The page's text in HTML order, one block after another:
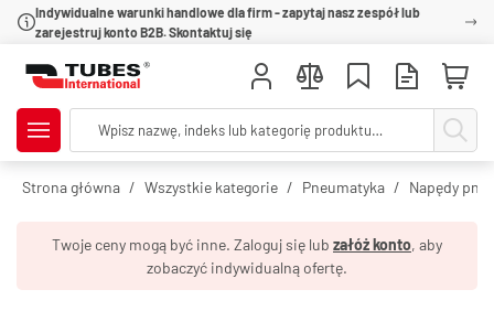
Indywidualne warunki handlowe dla firm - zapytaj nasz zespół lub
zarejestruj konto B2B. Skontaktuj się
Strona główna Wszystkie kategorie Pneumatyka Napędy
Twoje ceny mogą być inne. Zaloguj się lub załóż konto, aby
zobaczyć indywidualną ofertę.